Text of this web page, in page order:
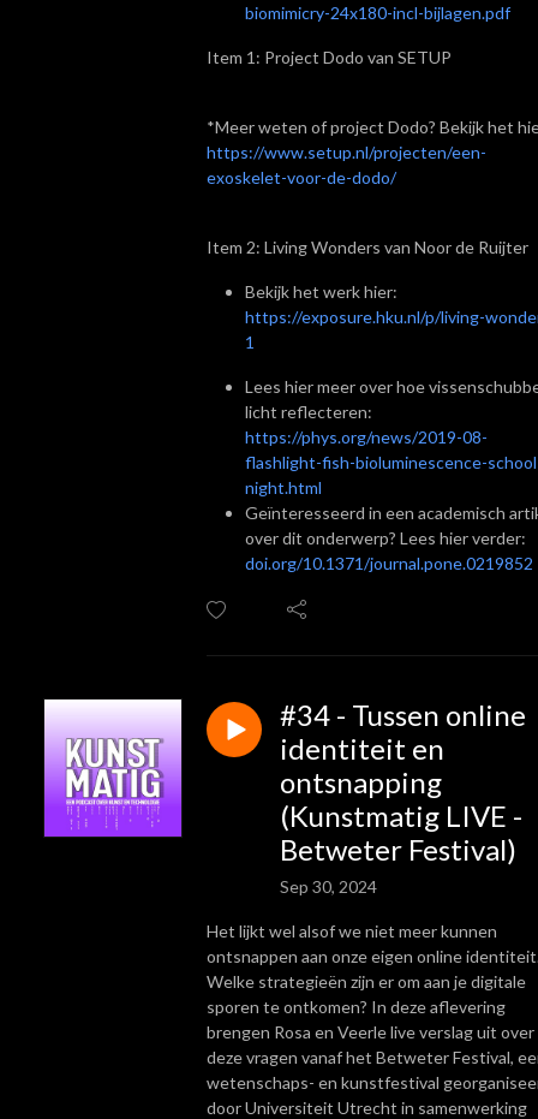
biomimicry-24x180-incl-bijlagen.pdf
Item 1: Project Dodo van SETUP
*Meer weten of project Dodo? Bekijk het
https://www.setup.nl/projecten/een-
exoskelet-voor-de-dodo/
Item 2: Living Wonders van Noor de Ruijter
Bekijk het werk hier:
https://exposure.hku.nl/p/living-
1
Lees hier meer over hoe
licht reflecteren:
https://phys.org/news/2019-08-
flashlight-fish-bioluminescence-
night.html
Geïnteresseerd in een academisch
over dit onderwerp? Lees hier verder:
doi.org/10.1371/journal.pone.0219852
#34 - Tussen online
identiteit en
ontsnapping
(Kunstmatig LIVE -
Betweter Festival)
Sep 30, 2024
Het lijkt wel alsof we niet meer kunnen
ontsnappen aan onze eigen online
Welke strategieën zijn er om aan je digitale
sporen te ontkomen? In deze aflevering
brengen Rosa en Veerle live verslag uit over
deze vragen vanaf het Betweter Festival,
wetenschaps- en kunstfestival
door Universiteit Utrecht in samenwerking